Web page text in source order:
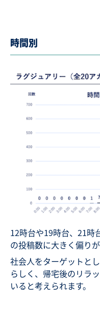
時間別
12時台や19時台、21時
の投稿数に大きく偏りが
社会人をターゲットと
らしく、帰宅後のリラ
いると考えられます。